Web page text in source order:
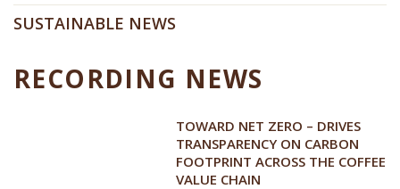
SUSTAINABLE NEWS
RECORDING NEWS
TOWARD NET ZERO – DRIVES
TRANSPARENCY ON CARBON
FOOTPRINT ACROSS THE COFFEE
VALUE CHAIN